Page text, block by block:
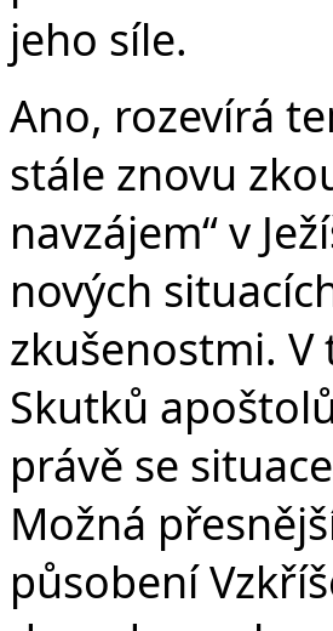
jeho síle.
Ano, rozevírá
stále znovu
navzájem“ v
nových
zkušenostmi. V
Skutků
právě se
Možná
působení